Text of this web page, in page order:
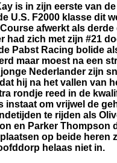
is in zijn eerste van
U.S. F2000 klasse dit
afwerkt als
had zich met zijn #21
Pabst Racing bolide
maar moest na een
Nederlander zijn
hij na het vallen van
rondje reed in de
instaat om vrijwel de
te rijden als
en Parker Thompson
op beide heren
helaas niet in.